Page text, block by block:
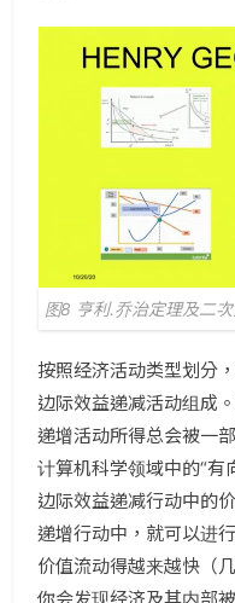
图8 亨利.乔治定理及二
按照经济活动类型划分
边际效益递减活动组成
递增活动所得总会被一
计算机科学领域中的“有
边际效益递减行动中的
递增行动中，就可以进
价值流动得越来越快（